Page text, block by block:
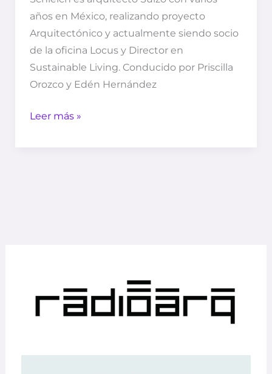
años en México, realizando proyecto
Arquitectónico y actualmente siendo socio
de la oficina Locus y Director en
Sustainable Living. Conducido por Priscilla
Orozco y Edén Hernández
Leer más »